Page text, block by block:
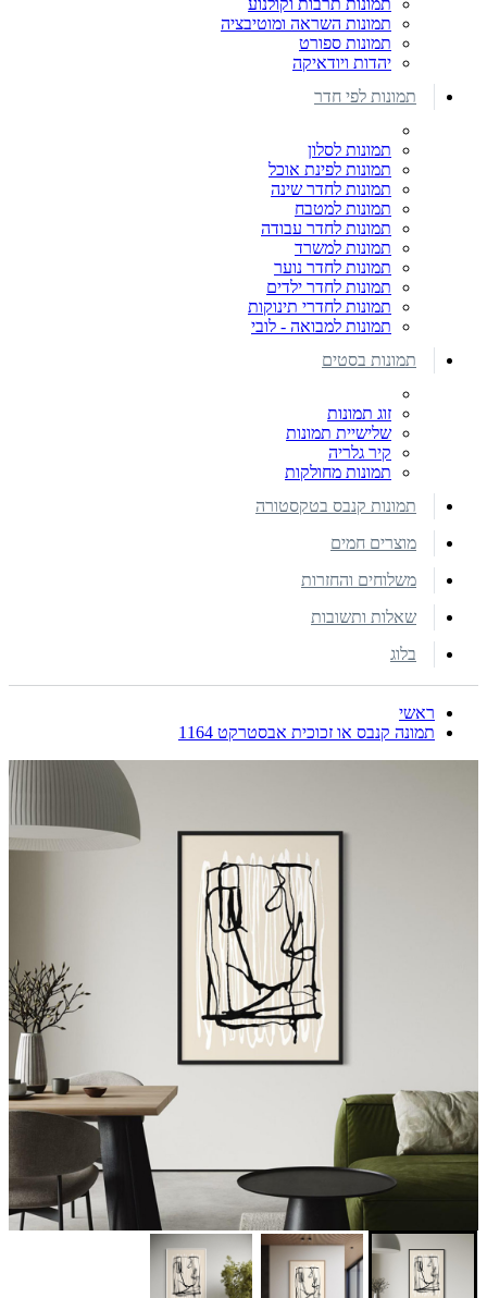
תמונות תרבות וקולנוע
תמונות השראה ומוטיבציה
תמונות ספורט
יהדות ויודאיקה
תמונות לפי חדר
תמונות לסלון
תמונות לפינת אוכל
תמונות לחדר שינה
תמונות למטבח
תמונות לחדר עבודה
תמונות למשרד
תמונות לחדר נוער
תמונות לחדר ילדים
תמונות לחדרי תינוקות
תמונות למבואה - לובי
תמונות בסטים
זוג תמונות
שלישיית תמונות
קיר גלריה
תמונות מחולקות
תמונות קנבס בטקסטורה
מוצרים חמים
משלוחים והחזרות
שאלות ותשובות
בלוג
ראשי
תמונה קנבס או זכוכית אבסטרקט 1164